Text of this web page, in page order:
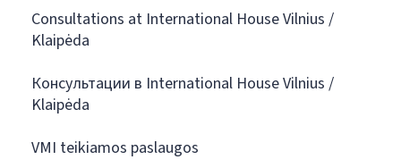
Consultations at International House Vilnius /
Klaipėda
Консультации в International House Vilnius /
Klaipėda
VMI teikiamos paslaugos